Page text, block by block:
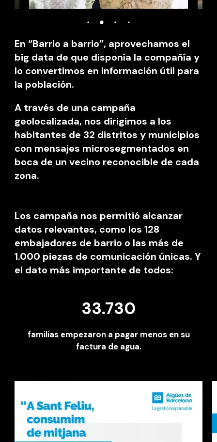
En “Barrio a barrio”, aprovechamos el
big data de que disponía la compañía y
lo convertimos en información útil para
la población.
A través de una campaña
geolocalizada, nos dirigimos a los
habitantes de 32 distritos y municipios
con mensajes microsegmentados en
boca de un vecino reconocible de cada
zona.
Los campaña nos permitió alcanzar
datos relevantes, como los 128
embajadores de barrio o las más de
1.000 piezas de comunicación únicas. Y
el dato más importante de todos:
33.730
familias empezaron a pagar menos en su
factura de agua.